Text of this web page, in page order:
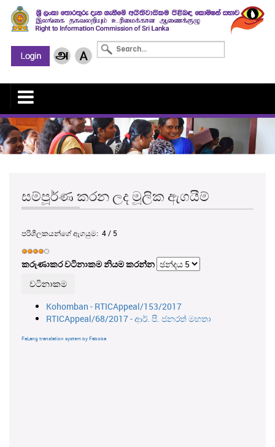
සම්පූර්ණ කරන ලද මූලික ඇගයීම්
පරිශීලකයන්ගේ ඇගයුම: 4/ 5
කරුණාකර වටිනාකම නියම කරන්න
Kohomban - RTICAppeal/153/2017
RTICAppeal/68/2017 - ආර්. පී. ජනරත් මහතා
FaLang translation system by Faboba